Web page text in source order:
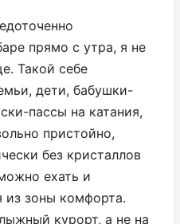
прямо с утра, я не
Такой себе
дети, бабушки-
пассы на катания,
пристойно,
без кристаллов
ехать и
из зоны комфорта.
курорт, а не на